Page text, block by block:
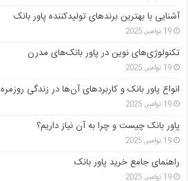
آشنایی با بهترین برندهای تولیدکننده پاور بانک
19 نوامبر, 2025
تکنولوژی‌های نوین در پاور بانک‌های مدرن
19 نوامبر, 2025
انواع پاور بانک و کاربردهای آن‌ها در زندگی روزمره
19 نوامبر, 2025
پاور بانک چیست و چرا به آن نیاز داریم؟
19 نوامبر, 2025
راهنمای جامع خرید پاور بانک
19 نوامبر, 2025